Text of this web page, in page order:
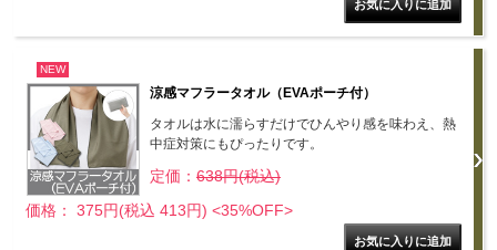
NEW
涼感マフラータオル（EVAポーチ付）
タオルは水に濡らすだけでひんやり感を味わえ、熱
中症対策にもぴったりです。
定価： 638円(税込)
価格： 375円(税込 413円) <35%OFF>